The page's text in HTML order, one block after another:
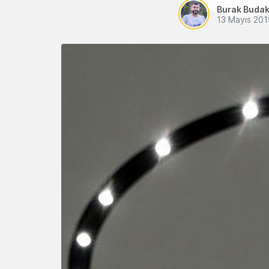
Burak Budak
13 Mayıs